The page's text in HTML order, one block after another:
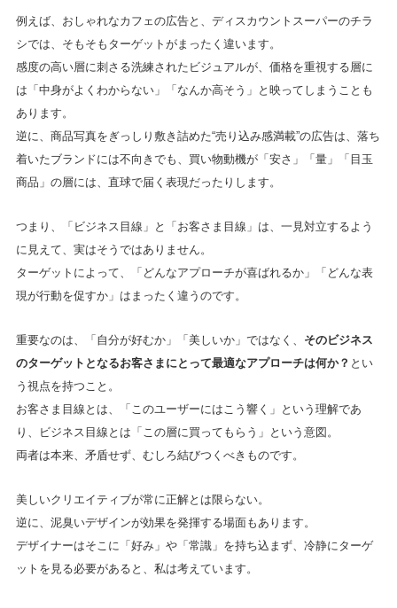
例えば、おしゃれなカフェの広告と、ディスカウントスーパーのチラ
シでは、そもそもターゲットがまったく違います。
感度の高い層に刺さる洗練されたビジュアルが、価格を重視する層に
は「中身がよくわからない」「なんか高そう」と映ってしまうことも
あります。
逆に、商品写真をぎっしり敷き詰めた“売り込み感満載”の広告は、落ち
着いたブランドには不向きでも、買い物動機が「安さ」「量」「目玉
商品」の層には、直球で届く表現だったりします。
つまり、「ビジネス目線」と「お客さま目線」は、一見対立するよう
に見えて、実はそうではありません。
ターゲットによって、「どんなアプローチが喜ばれるか」「どんな表
現が行動を促すか」はまったく違うのです。
重要なのは、「自分が好むか」「美しいか」ではなく、 そのビジネス
のターゲットとなるお客さまにとって最適なアプローチは何か？ とい
う視点を持つこと。
お客さま目線とは、「このユーザーにはこう響く」という理解であ
り、ビジネス目線とは「この層に買ってもらう」という意図。
両者は本来、矛盾せず、むしろ結びつくべきものです。
美しいクリエイティブが常に正解とは限らない。
逆に、泥臭いデザインが効果を発揮する場面もあります。
デザイナーはそこに「好み」や「常識」を持ち込まず、冷静にターゲ
ットを見る必要があると、私は考えています。